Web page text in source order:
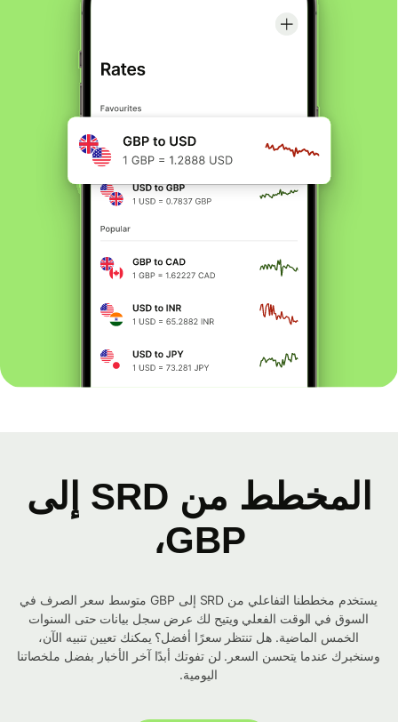
المخطط من SRD إلى
GBP،
يستخدم مخططنا التفاعلي من SRD إلى GBP متوسط ​​سعر الصرف في
السوق في الوقت الفعلي ويتيح لك عرض سجل بيانات حتى السنوات
الخمس الماضية. هل تنتظر سعرًا أفضل؟ يمكنك تعيين تنبيه الآن،
وسنخبرك عندما يتحسن السعر. لن تفوتك أبدًا آخر الأخبار بفضل ملخصاتنا
اليومية.